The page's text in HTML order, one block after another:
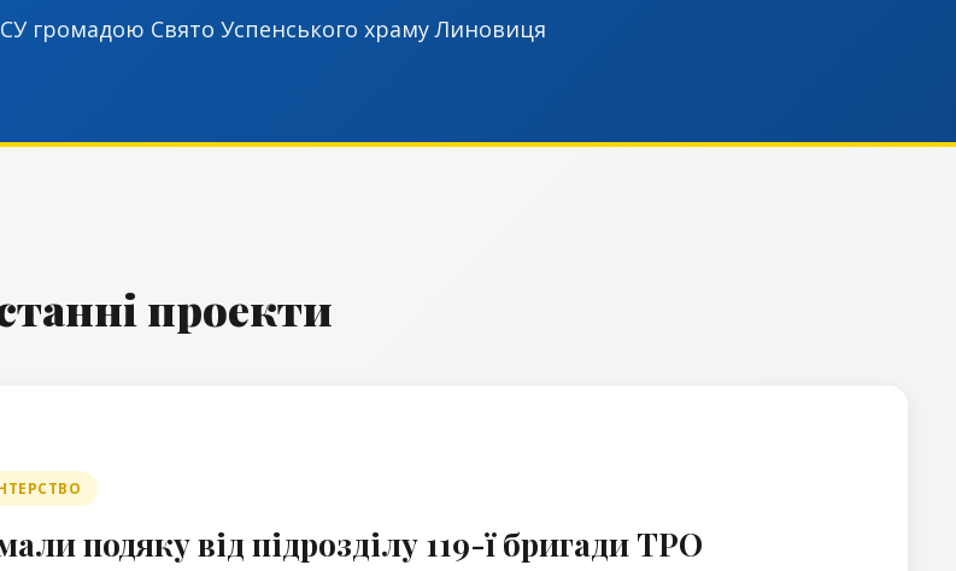
громадою Свято Успенського храму Линовиця
проекти
подяку від підрозділу 119-ї бригади ТРО